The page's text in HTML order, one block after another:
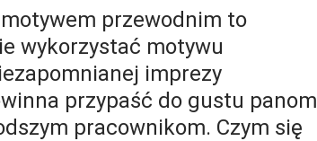
przewodnim to
wykorzystać motywu
imprezy
przypaść do gustu panom
pracownikom. Czym się